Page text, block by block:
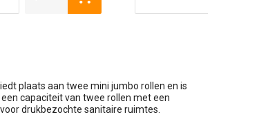
plaats aan twee mini jumbo rollen en is
capaciteit van twee rollen met een
drukbezochte sanitaire ruimtes.